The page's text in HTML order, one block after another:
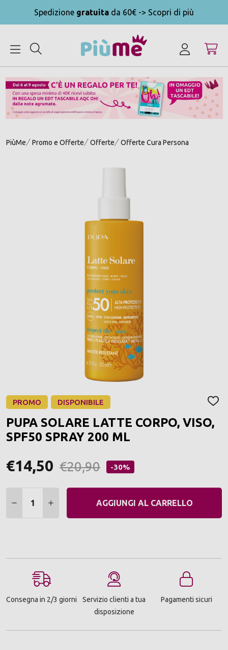
Spedizione gratuita da 60€ -> Scopri di più
PiùMe Promo e Offerte Offerte Offerte Cura Persona
PROMO DISPONIBILE
DEI
PUPA SOLARE LATTE CORPO, VISO,
SPF50 SPRAY 200 ML
€14,50 €20,90 -30%
DIMINUIRE QUANTITÀ:
AUMENTARE QUANTITÀ:
AGGIUNGI AL CARRELLO
Consegna in 2/3 giorni
Servizio clienti a tua
disposizione
Pagamenti sicuri